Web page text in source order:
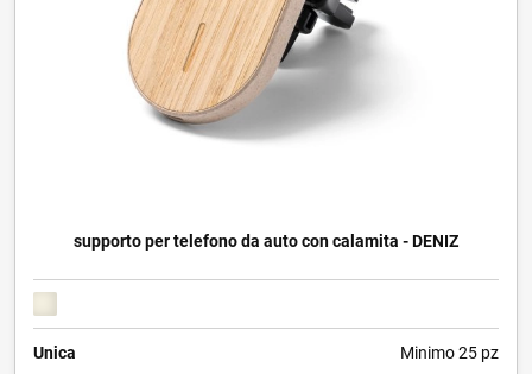
supporto per telefono da auto con calamita - DENIZ
Unica Minimo 25 pz